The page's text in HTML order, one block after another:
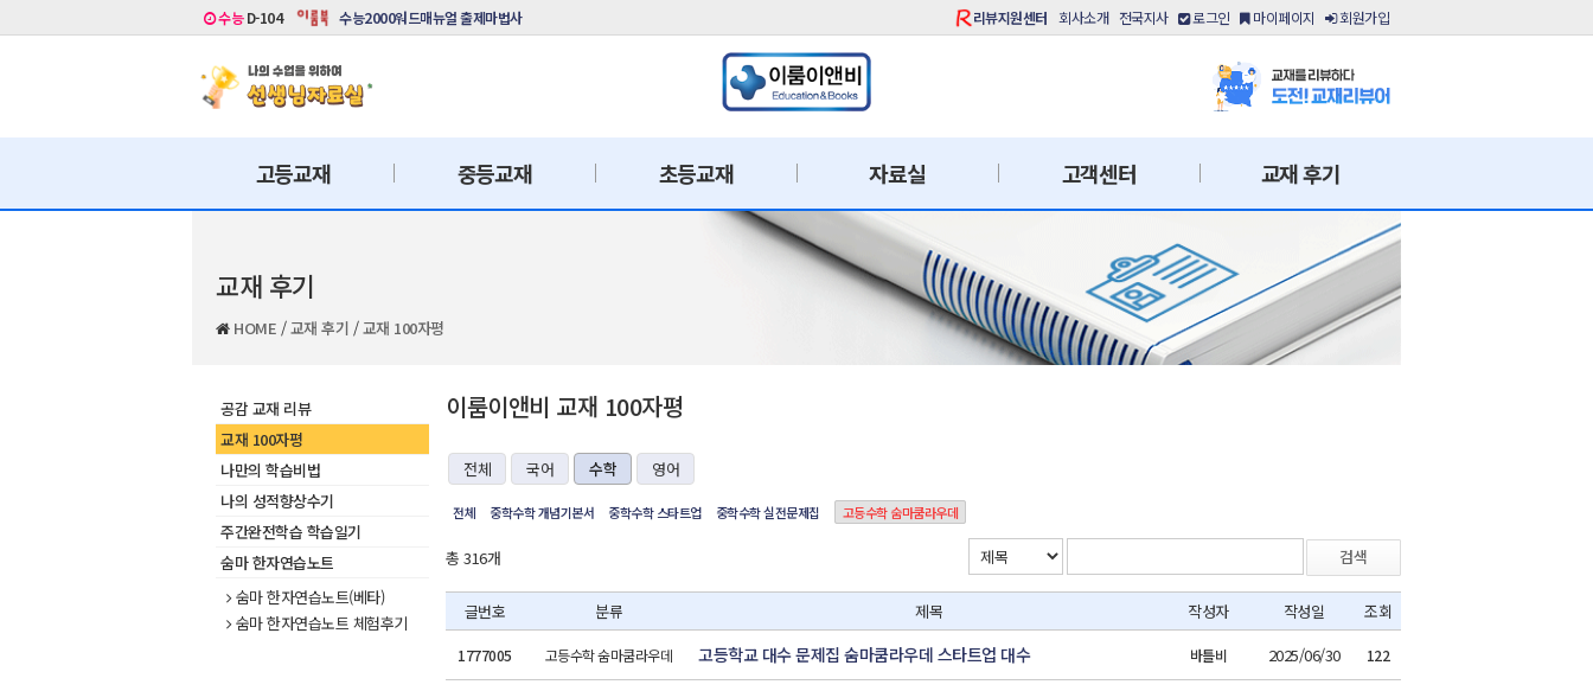
수능D-104 수능2000워드매뉴얼 출제마법사 리뷰지원센터 회사소개 전국지사 로그인 마이페이지 회원가입
고등교재 중등교재 초등교재 자료실 고객센터 교재 후기
교재 후기
HOME /교재 후기 /교재 100자평
공감 교재 리뷰
교재 100자평
나만의 학습비법
나의 성적향상수기
주간완전학습 학습일기
숨마 한자연습노트
숨마 한자연습노트(베타)
숨마 한자연습노트 체험후기
이룸이앤비 교재 100자평
전체 국어 수학 영어
전체 중학수학 개념기본서 중학수학 스타트업 중학수학 실전문제집 고등수학 숨마쿰라우데
총 316개 검색
글번호 분류 제목 작성자 작성일 조회
1777005 고등수학 숨마쿰라우데 고등학교 대수 문제집 숨마쿰라우데 스타트업 대수 바틀비 2025/06/30 122